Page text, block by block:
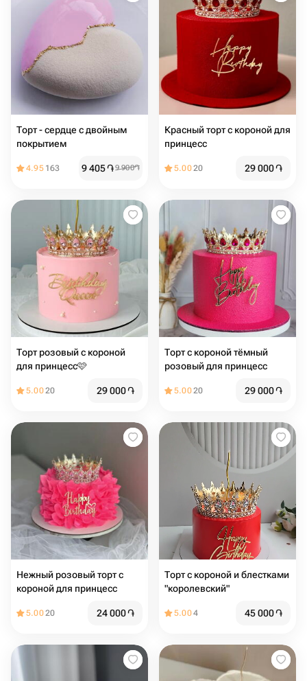
Торт - сердце с двойным
покрытием
4.95 163 9 405֏9 900֏
Красный торт с короной для
принцесс
5.0020 29 000֏
Торт розовый с короной
для принцесс🩷
5.0020 29 000֏
Торт с короной тёмный
розовый для принцесс
5.0020 29 000֏
Нежный розовый торт с
короной для принцесс
5.0020 24 000֏
Торт с короной и блестками
"королевский"
5.004 45 000֏